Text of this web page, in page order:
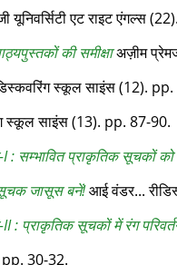
यूनिवर्सिटी एट राइट एंगल्‍स
की समीक्षाअज़ीम
स्‍कूल साइंस (12).
स्‍कूल साइंस (13). pp. 87-90.
: सम्‍भावित प्राकृतिक सूचकों को
सूचक जासूस बनें!आई वंडर...
: प्राकृतिक सूचकों में रंग
pp. 30-32.